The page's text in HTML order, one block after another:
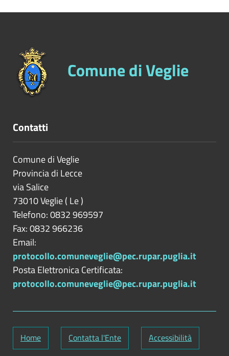
Comune di Veglie
Contatti
Comune di Veglie
Provincia di Lecce
via Salice
73010Veglie( Le)
Telefono: 0832 969597
Fax: 0832 966236
Email:
protocollo.comuneveglie@pec.rupar.puglia.it
Posta Elettronica Certificata:
protocollo.comuneveglie@pec.rupar.puglia.it
Home Contatta l'Ente Accessibilità